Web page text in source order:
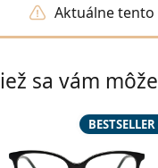
Aktuálne
sa vám
BESTSELLER